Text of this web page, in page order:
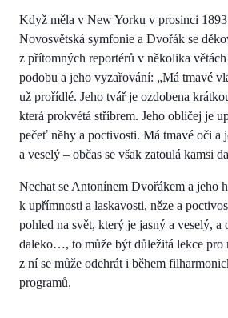
Když měla v New Yorku v prosinci
Novosvětská symfonie a Dvořák se
z přítomných reportérů v několika
podobu a jeho vyzařování: „Má tmavé
už prořídlé. Jeho tvář je ozdobena
která prokvétá stříbrem. Jeho obličej je
pečeť něhy a poctivosti. Má tmavé oči a
a veselý – občas se však zatoulá kamsi
Nechat se Antonínem Dvořákem a jeho
k upřímnosti a laskavosti, něze a
pohled na svět, který je jasný a veselý, a
daleko…, to může být důležitá lekce pro
z ní se může odehrát i během
programů.